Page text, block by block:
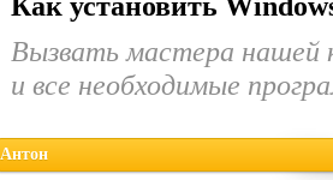
Вызвать мастера нашей
и все необходимые
Антон